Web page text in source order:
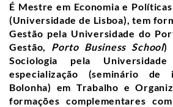
É Mestre em Economia e
(Universidade de Lisboa),tem
Gestão pela Universidade do
Gestão, Porto Business School)
Sociologia pela
especialização (seminário de
Bolonha) em Trabalho e
formações complementares